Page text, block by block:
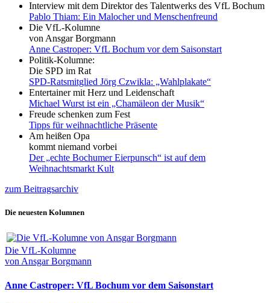
Interview mit dem Direktor des Talentwerks des VfL Bochum
Pablo Thiam: Ein Malocher und Menschenfreund
Die VfL-Kolumne
von Ansgar Borgmann
Anne Castroper: VfL Bochum vor dem Saisonstart
Politik-Kolumne:
Die SPD im Rat
SPD-Ratsmitglied Jörg Czwikla: „Wahlplakate“
Entertainer mit Herz und Leidenschaft
Michael Wurst ist ein „Chamäleon der Musik“
Freude schenken zum Fest
Tipps für weihnachtliche Präsente
Am heißen Opa
kommt niemand vorbei
Der „echte Bochumer Eierpunsch“ ist auf dem
Weihnachtsmarkt Kult
zum Beitragsarchiv
Die neuesten Kolumnen
Die VfL-Kolumne
von Ansgar Borgmann
Anne Castroper: VfL Bochum vor dem Saisonstart